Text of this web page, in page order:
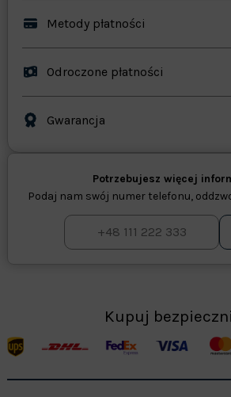
Metody płatności
Odroczone płatności
Gwarancja
Potrzebujesz więcej
Podaj nam swój numer telefonu,
Kupuj